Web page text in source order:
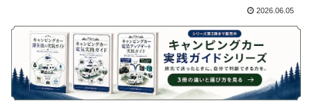
2026.06.05